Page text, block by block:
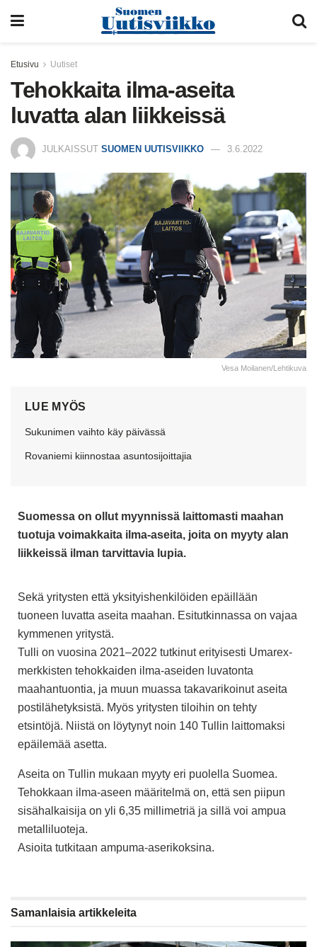
Etusivu Uutiset
Tehokkaita ilma-aseita
luvatta alan liikkeissä
JULKAISSUT SUOMEN UUTISVIIKKO 3.6.2022
Vesa Moilanen/Lehtikuva
LUE MYÖS
Sukunimen vaihto käy päivässä
Rovaniemi kiinnostaa asuntosijoittajia
Suomessa on ollut myynnissä laittomasti maahan
tuotuja voimakkaita ilma-aseita, joita on myyty alan
liikkeissä ilman tarvittavia lupia.
Sekä yritysten että yksityishenkilöiden epäillään
tuoneen luvatta aseita maahan. Esitutkinnassa on vajaa
kymmenen yritystä.
Tulli on vuosina 2021–2022 tutkinut erityisesti Umarex-
merkkisten tehokkaiden ilma-aseiden luvatonta
maahantuontia, ja muun muassa takavarikoinut aseita
postilähetyksistä. Myös yritysten tiloihin on tehty
etsintöjä. Niistä on löytynyt noin 140 Tullin laittomaksi
epäilemää asetta.
Aseita on Tullin mukaan myyty eri puolella Suomea.
Tehokkaan ilma-aseen määritelmä on, että sen piipun
sisähalkaisija on yli 6,35 millimetriä ja sillä voi ampua
metalliluoteja.
Asioita tutkitaan ampuma-aserikoksina.
Samanlaisia artikkeleita